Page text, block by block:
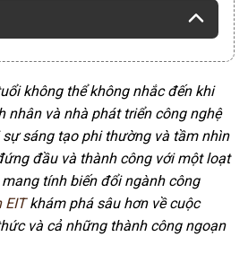
không thể không nhắc đến khi
nhân và nhà phát triển công nghệ
sáng tạo phi thường và tầm nhìn
đầu và thành công với một loạt
tính biến đổi ngành công
EITkhám phá sâu hơn về cuộc
và cả những thành công ngoạn